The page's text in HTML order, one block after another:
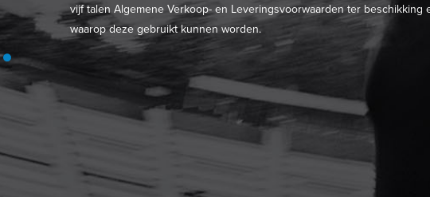
vijf talen Algemene Verkoop- en Leveringsvoorwaarden ter beschikking
waarop deze gebruikt kunnen worden.